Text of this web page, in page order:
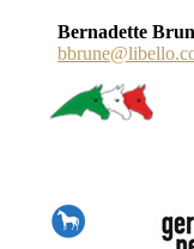
Bernadette